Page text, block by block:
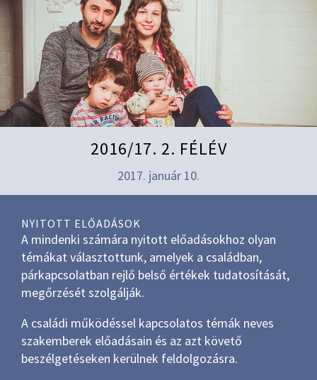
2016/17. 2. FÉLÉV
2017. január 10.
NYITOTT ELŐADÁSOK
A mindenki számára nyitott előadásokhoz olyan
témákat választottunk, amelyek a családban,
párkapcsolatban rejlő belső értékek tudatosítását,
megőrzését szolgálják.
A családi működéssel kapcsolatos témák neves
szakemberek előadásain és az azt követő
beszélgetéseken kerülnek feldolgozásra.